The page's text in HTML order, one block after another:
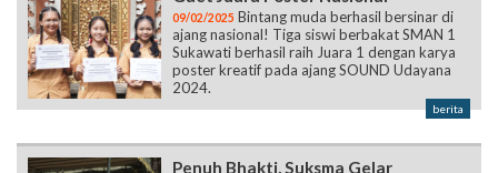
2024.
berita
Penuh Bhakti, Suksma Gelar
Persembahyangan di Hari Raya